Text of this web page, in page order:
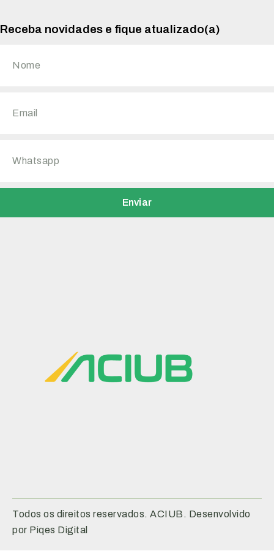
Receba novidades e fique atualizado(a)
Enviar
Todos os direitos reservados. ACIUB. Desenvolvido
por Piqes Digital